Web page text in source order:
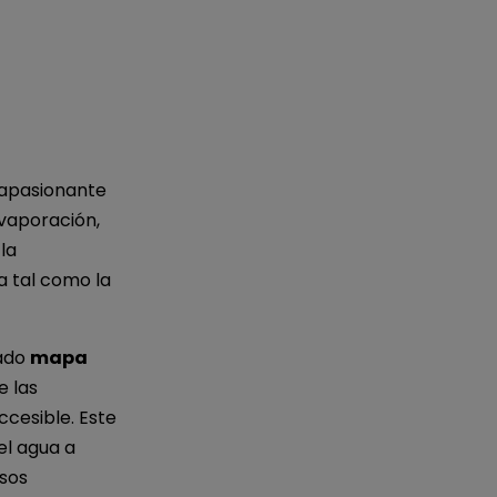
tal como la
mapa
las
Este
agua a